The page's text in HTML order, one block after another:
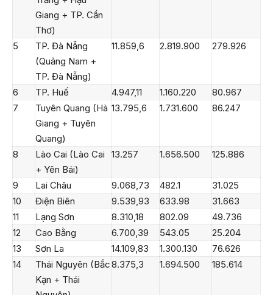
Giang + TP. Cần
Thơ)
5
TP. Đà Nẵng
(Quảng Nam +
TP. Đà Nẵng)
11.859,6 2.819.900 279.926
6 TP. Huế 4.947,11 1.160.220
80.967
7
Tuyên Quang (Hà
Giang + Tuyên
Quang)
13.795,6 1.731.600 86.247
8
Lào Cai (Lào Cai
+ Yên Bái)
13.257 1.656.500 125.886
9 Lai Châu 9.068,73 482.1
31.025
10
Điện Biên 9.539,93 633.98
31.663
11
Lạng Sơn 8.310,18 802.09
49.736
12
Cao Bằng 6.700,39 543.05
25.204
13
Sơn La 14.109,83 1.300.130
76.626
14
Thái Nguyên (Bắc
Kạn + Thái
8.375,3 1.694.500 185.614